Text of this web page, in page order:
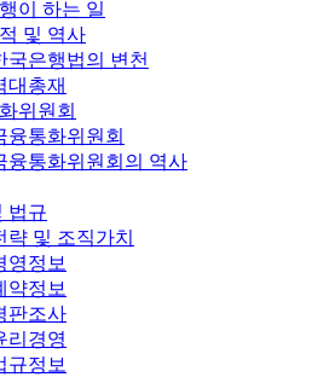
이 하는 일
및 역사
국은행법의 변천
대총재
위원회
융통화위원회
융통화위원회의 역사
법규
략 및 조직가치
영정보
약정보
판조사
리경영
규정보